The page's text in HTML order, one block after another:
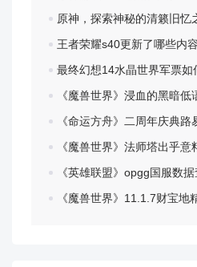
原神，探索神秘的清籁旧忆
王者荣耀s40更新了哪些内容
最终幻想14水晶世界军票如
《魔兽世界》浸血的黑暗
《命运方舟》二周年庆典路
《魔兽世界》法师塔出乎
《英雄联盟》opgg国服数
《魔兽世界》11.1.7财宝地